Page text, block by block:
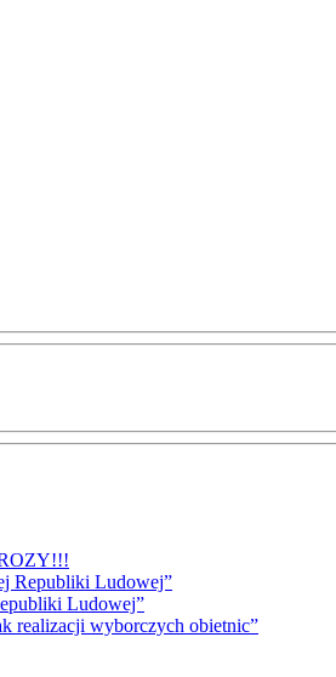
Republiki Ludowej”
Ludowej”
realizacji wyborczych obietnic”